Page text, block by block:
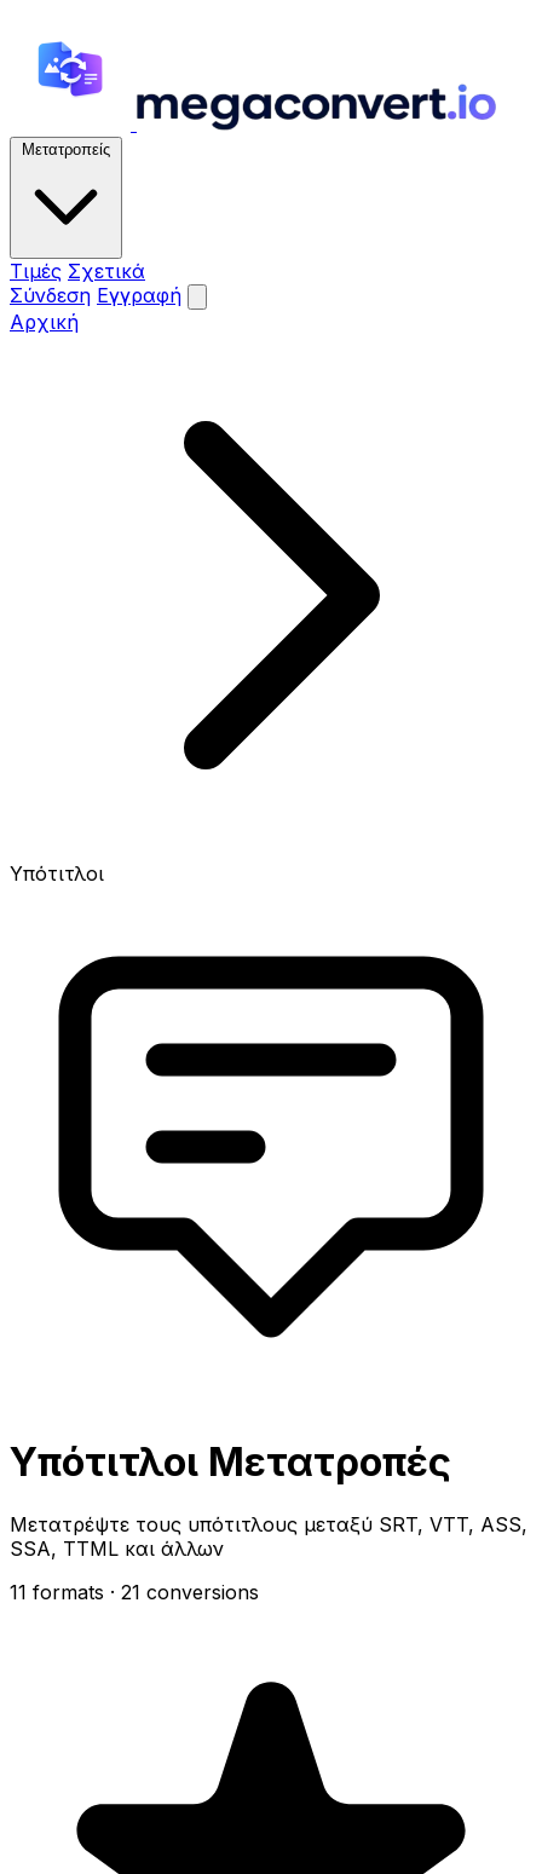
Μετατροπείς
Τιμές Σχετικά
Σύνδεση Εγγραφή
Αρχική
Υπότιτλοι
Υπότιτλοι Μετατροπές
Μετατρέψτε τους υπότιτλους μεταξύ SRT, VTT, ASS,
SSA, TTML και άλλων
11 formats · 21 conversions